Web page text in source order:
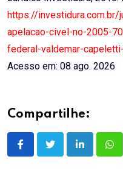
https://
apelacao-civel-no-2005-
federal-valdemar-
Acesso em: 08 ago. 2026
Compartilhe:
LinkedIn